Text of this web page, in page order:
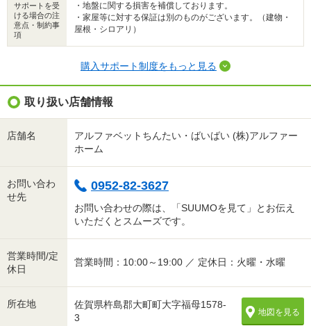
サポートを受
ける場合の注
意点・制約事
項
・地盤に関する損害を補償しております。
・家屋等に対する保証は別のものがございます。（建物・
屋根・シロアリ）
購入サポート制度をもっと見る
取り扱い店舗情報
店舗名
アルファベットちんたい・ばいばい (株)アルファー
ホーム
お問い合わ
せ先
0952-82-3627
お問い合わせの際は、「SUUMOを見て」とお伝え
いただくとスムーズです。
営業時間/定
休日
営業時間：10:00～19:00 ／ 定休日：火曜・水曜
所在地
佐賀県杵島郡大町町大字福母1578-
3
地図を見る